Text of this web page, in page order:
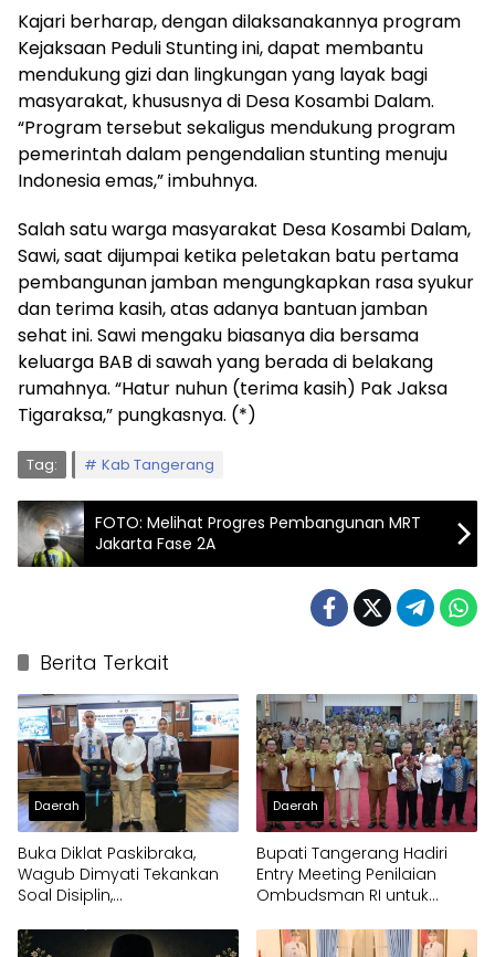
Kajari berharap, dengan dilaksanakannya program
Kejaksaan Peduli Stunting ini, dapat membantu
mendukung gizi dan lingkungan yang layak bagi
masyarakat, khususnya di Desa Kosambi Dalam.
“Program tersebut sekaligus mendukung program
pemerintah dalam pengendalian stunting menuju
Indonesia emas,” imbuhnya.
Salah satu warga masyarakat Desa Kosambi Dalam,
Sawi, saat dijumpai ketika peletakan batu pertama
pembangunan jamban mengungkapkan rasa syukur
dan terima kasih, atas adanya bantuan jamban
sehat ini. Sawi mengaku biasanya dia bersama
keluarga BAB di sawah yang berada di belakang
rumahnya. “Hatur nuhun (terima kasih) Pak Jaksa
Tigaraksa,” pungkasnya. (*)
Tag: Kab Tangerang
FOTO: Melihat Progres Pembangunan MRT
Jakarta Fase 2A
Berita Terkait
Daerah
Buka Diklat Paskibraka,
Wagub Dimyati Tekankan
Soal Disiplin,
Prestasi Akademik
Daerah
Bupati Tangerang Hadiri
Entry Meeting Penilaian
Ombudsman RI untuk
Pelayanan Publik